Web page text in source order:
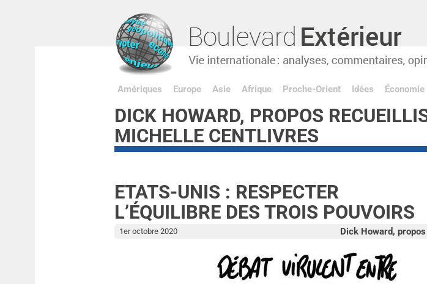
Amériques Europe Asie Afrique Proche-Orient Idées Économie
DICK HOWARD, PROPOS
MICHELLE CENTLIVRES
ETATS-UNIS : RESPECTER
L’ÉQUILIBRE DES TROIS POUVOIRS
Dick Howard,
1er octobre 2020